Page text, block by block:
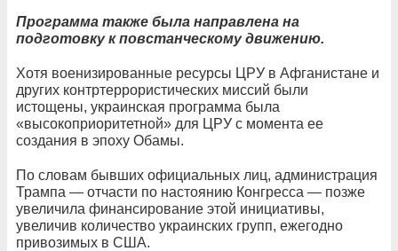
Программа также была направлена ​​на
подготовку к повстанческому движению.
Хотя военизированные ресурсы ЦРУ в Афганистане и
других контртеррористических миссий были
истощены, украинская программа была
«высокоприоритетной» для ЦРУ с момента ее
создания в эпоху Обамы.
По словам бывших официальных лиц, администрация
Трампа — отчасти по настоянию Конгресса — позже
увеличила финансирование этой инициативы,
увеличив количество украинских групп, ежегодно
привозимых в США.